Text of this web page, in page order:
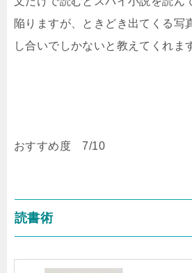
陥りますが、ときどき出てくる写
し合いでしかないと教えてくれま
おすすめ度 7/10
読書術